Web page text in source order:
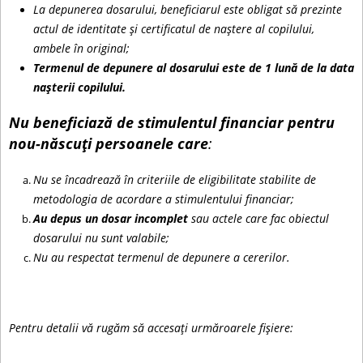
La depunerea dosarului, beneficiarul este obligat să prezinte
actul de identitate și certificatul de naștere al copilului,
ambele în original;
Termenul de depunere al dosarului este de 1 lună de la data
nașterii copilului.
Nu beneficiază de stimulentul financiar pentru
nou-născuți persoanele care:
Nu se încadrează în criteriile de eligibilitate stabilite de
metodologia de acordare a stimulentului financiar;
Au depus un dosar incomplet sau actele care fac obiectul
dosarului nu sunt valabile;
Nu au respectat termenul de depunere a cererilor.
Pentru detalii vă rugăm să accesați urmăroarele fișiere: